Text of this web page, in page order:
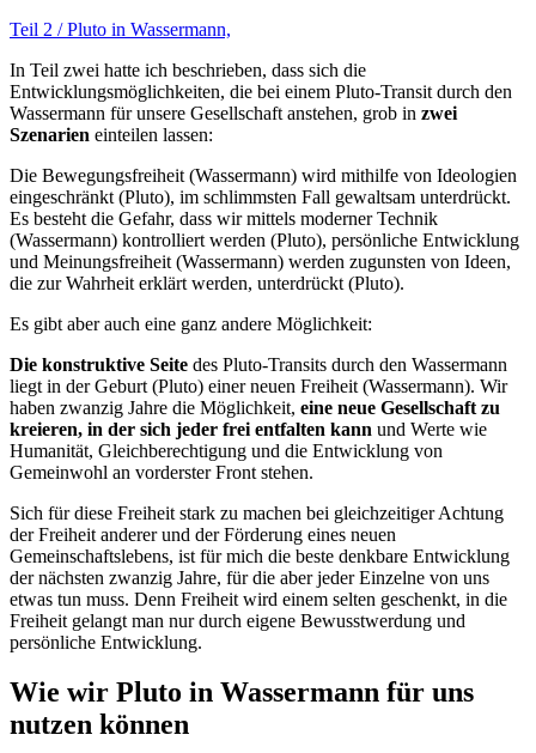
Teil 2 / Pluto in Wassermann,
In Teil zwei hatte ich beschrieben, dass sich die
Entwicklungsmöglichkeiten, die bei einem Pluto-Transit durch den
Wassermann für unsere Gesellschaft anstehen, grob in zwei
Szenarien einteilen lassen:
Die Bewegungsfreiheit (Wassermann) wird mithilfe von Ideologien
eingeschränkt (Pluto), im schlimmsten Fall gewaltsam unterdrückt.
Es besteht die Gefahr, dass wir mittels moderner Technik
(Wassermann) kontrolliert werden (Pluto), persönliche Entwicklung
und Meinungsfreiheit (Wassermann) werden zugunsten von Ideen,
die zur Wahrheit erklärt werden, unterdrückt (Pluto).
Es gibt aber auch eine ganz andere Möglichkeit:
Die konstruktive Seite des Pluto-Transits durch den Wassermann
liegt in der Geburt (Pluto) einer neuen Freiheit (Wassermann). Wir
haben zwanzig Jahre die Möglichkeit, eine neue Gesellschaft zu
kreieren, in der sich jeder frei entfalten kann und Werte wie
Humanität, Gleichberechtigung und die Entwicklung von
Gemeinwohl an vorderster Front stehen.
Sich für diese Freiheit stark zu machen bei gleichzeitiger Achtung
der Freiheit anderer und der Förderung eines neuen
Gemeinschaftslebens, ist für mich die beste denkbare Entwicklung
der nächsten zwanzig Jahre, für die aber jeder Einzelne von uns
etwas tun muss. Denn Freiheit wird einem selten geschenkt, in die
Freiheit gelangt man nur durch eigene Bewusstwerdung und
persönliche Entwicklung.
Wie wir Pluto in Wassermann für uns
nutzen können